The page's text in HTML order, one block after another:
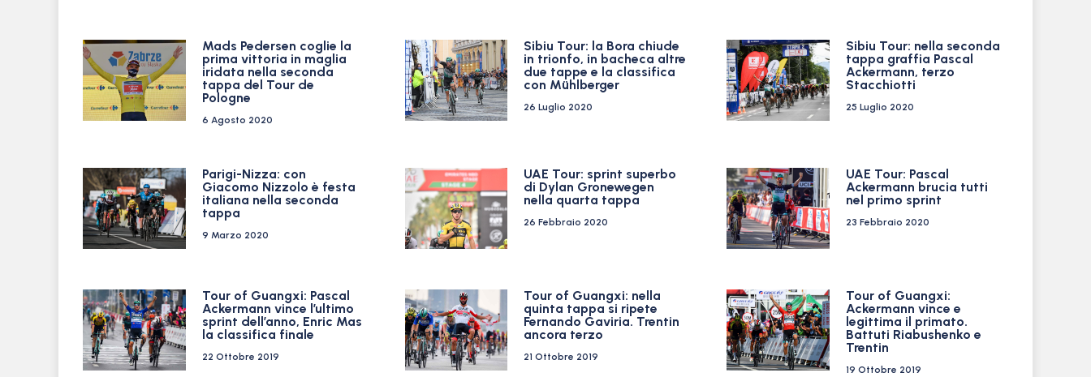
Mads Pedersen coglie la
prima vittoria in maglia
iridata nella seconda
tappa del Tour de
Pologne
6 Agosto 2020
Sibiu Tour: la Bora chiude
in trionfo, in bacheca altre
due tappe e la classifica
con Mühlberger
26 Luglio 2020
Sibiu Tour: nella seconda
tappa graffia Pascal
Ackermann, terzo
Stacchiotti
25 Luglio 2020
Parigi-Nizza: con
Giacomo Nizzolo è festa
italiana nella seconda
tappa
9 Marzo 2020
UAE Tour: sprint superbo
di Dylan Gronewegen
nella quarta tappa
26 Febbraio 2020
UAE Tour: Pascal
Ackermann brucia tutti
nel primo sprint
23 Febbraio 2020
Tour of Guangxi: Pascal
Ackermann vince l’ultimo
sprint dell’anno, Enric Mas
la classifica finale
22 Ottobre 2019
Tour of Guangxi: nella
quinta tappa si ripete
Fernando Gaviria. Trentin
ancora terzo
21 Ottobre 2019
Tour of Guangxi:
Ackermann vince e
legittima il primato.
Battuti Riabushenko e
Trentin
19 Ottobre 2019